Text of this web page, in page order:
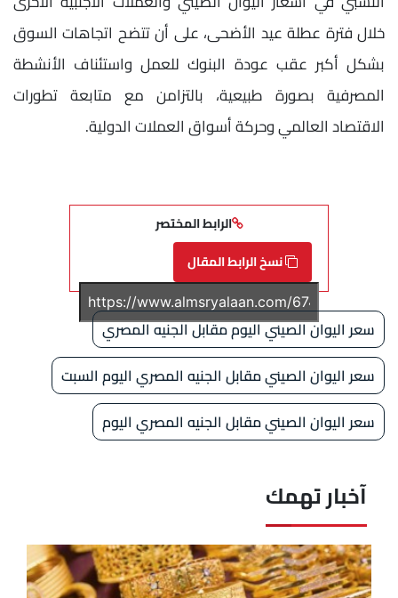
خلال فترة عطلة عيد الأضحى، على أن تتضح اتجاهات السوق
بشكل أكبر عقب عودة البنوك للعمل واستئناف الأنشطة
المصرفية بصورة طبيعية، بالتزامن مع متابعة تطورات
الاقتصاد العالمي وحركة أسواق العملات الدولية.
الرابط المختصر
نسخ الرابط المقال
سعر اليوان الصيني اليوم مقابل الجنيه المصري
سعر اليوان الصيني مقابل الجنيه المصري اليوم السبت
سعر اليوان الصيني مقابل الجنيه المصري اليوم
آخبار تهمك